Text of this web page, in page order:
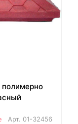
полимерно
Арт. 01-32456